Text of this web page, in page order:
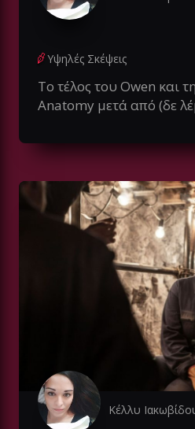
Υψηλές Σκέψεις
Το τέλος του Owen και
Anatomy μετά από (δε
Κέλλυ